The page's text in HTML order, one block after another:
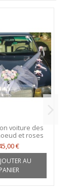
voiture des
et roses
€
AU
PANIER